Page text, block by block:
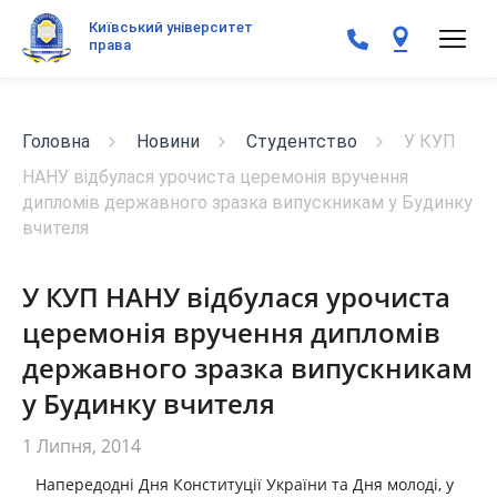
Київський університет
права
Головна Новини Студентство
У КУП
НАНУ відбулася урочиста церемонія вручення
дипломів державного зразка випускникам у Будинку
вчителя
У КУП НАНУ відбулася урочиста
церемонія вручення дипломів
державного зразка випускникам
у Будинку вчителя
1 Липня, 2014
Напередодні Дня Конституції України та Дня молоді, у